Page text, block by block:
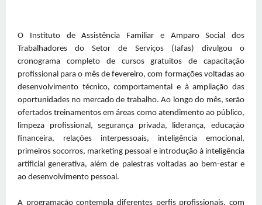
O Instituto de Assistência Familiar e Amparo Social dos
Trabalhadores do Setor de Serviços (Iafas) divulgou o
cronograma completo de cursos gratuitos de capacitação
profissional para o mês de fevereiro, com formações voltadas ao
desenvolvimento técnico, comportamental e à ampliação das
oportunidades no mercado de trabalho. Ao longo do mês, serão
ofertados treinamentos em áreas como atendimento ao público,
limpeza profissional, segurança privada, liderança, educação
financeira, relações interpessoais, inteligência emocional,
primeiros socorros, marketing pessoal e introdução à inteligência
artificial generativa, além de palestras voltadas ao bem-estar e
ao desenvolvimento pessoal.
A programação contempla diferentes perfis profissionais, com